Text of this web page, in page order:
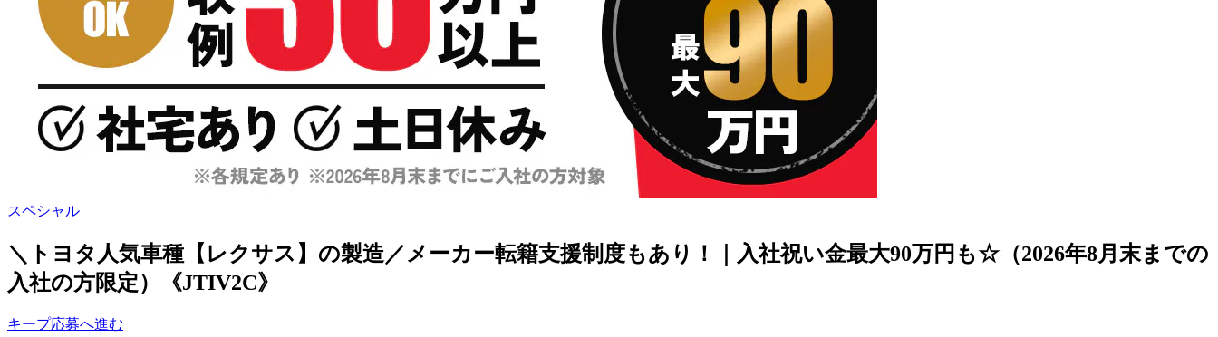
スペシャル
＼トヨタ人気車種【レクサス】の製造／メーカー転籍支援制度もあり！｜入社祝い金最大90万円も☆（2026年8月末までの
入社の方限定）《JTIV2C》
キープ応募へ進む